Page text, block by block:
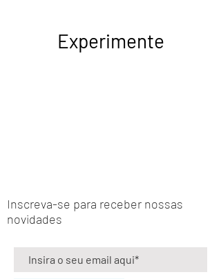
Experimente
Inscreva-se para receber nossas
novidades